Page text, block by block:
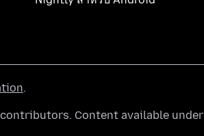
.
Content available under